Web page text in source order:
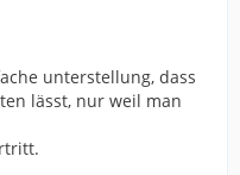
unterstellung, dass
lässt, nur weil man